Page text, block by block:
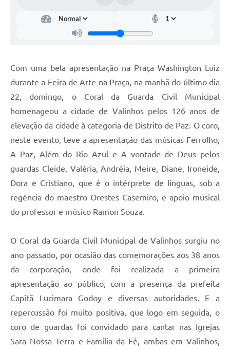
Carta de Serviços
Obras
Galeria de Vídeos
Projetos
Contas Públicas
Editais
Links
A Prefeitura
Enquete
Jornal
SIC
Contato
Com uma bela apresentação na Praça Washington Luiz
durante a Feira de Arte na Praça, na manhã do último dia
22, domingo, o Coral da Guarda Civil Municipal
homenageou a cidade de Valinhos pelos 126 anos de
elevação da cidade à categoria de Distrito de Paz. O coro,
neste evento, teve a apresentação das músicas Ferrolho,
A Paz, Além do Rio Azul e A vontade de Deus pelos
guardas Cleide, Valéria, Andréia, Meire, Diane, Ironeide,
Dora e Cristiano, que é o intérprete de línguas, sob a
regência do maestro Orestes Casemiro, e apoio musical
do professor e músico Ramon Souza.
O Coral da Guarda Civil Municipal de Valinhos surgiu no
ano passado, por ocasião das comemorações aos 38 anos
da corporação, onde foi realizada a primeira
apresentação ao público, com a presença da prefeita
Capitã Lucimara Godoy e diversas autoridades. E a
repercussão foi muito positiva, que logo em seguida, o
coro de guardas foi convidado para cantar nas Igrejas
Sara Nossa Terra e Família da Fé, ambas em Valinhos,